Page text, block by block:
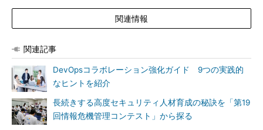
関連情報
関連記事
DevOpsコラボレーション強化ガイド 9つの実践的
なヒントを紹介
長続きする高度セキュリティ人材育成の秘訣を「第19
回情報危機管理コンテスト」から探る